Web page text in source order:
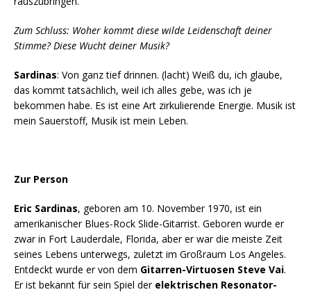
Zum Schluss: Woher kommt diese wilde Leidenschaft deiner
Stimme? Diese Wucht deiner Musik?
Sardinas: Von ganz tief drinnen. (lacht) Weiß du, ich glaube,
das kommt tatsächlich, weil ich alles gebe, was ich je
bekommen habe. Es ist eine Art zirkulierende Energie. Musik ist
mein Sauerstoff, Musik ist mein Leben.
Zur Person
Eric Sardinas, geboren am 10. November 1970, ist ein
amerikanischer Blues-Rock Slide-Gitarrist. Geboren wurde er
zwar in Fort Lauderdale, Florida, aber er war die meiste Zeit
seines Lebens unterwegs, zuletzt im Großraum Los Angeles.
Entdeckt wurde er von dem Gitarren-Virtuosen Steve Vai.
Er ist bekannt für sein Spiel der elektrischen Resonator-